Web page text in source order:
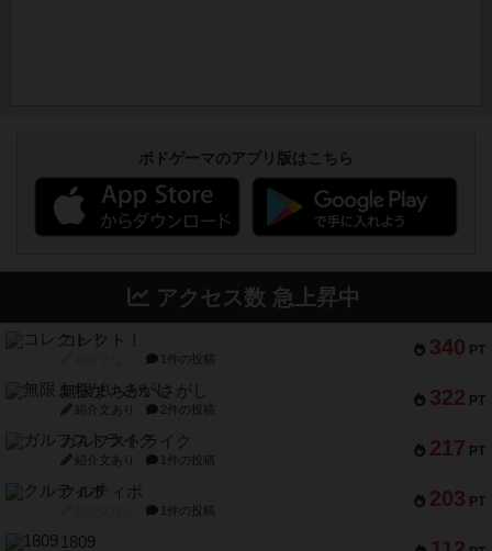
ボドゲーマのアプリ版はこちら
アクセス数 急上昇中
340 PT
コレクト！
1件の投稿
322 PT
無限まちがいさがし
紹介文あり 2件の投稿
217 PT
ガルフストライク
紹介文あり 1件の投稿
203 PT
クルティボ
1件の投稿
1809